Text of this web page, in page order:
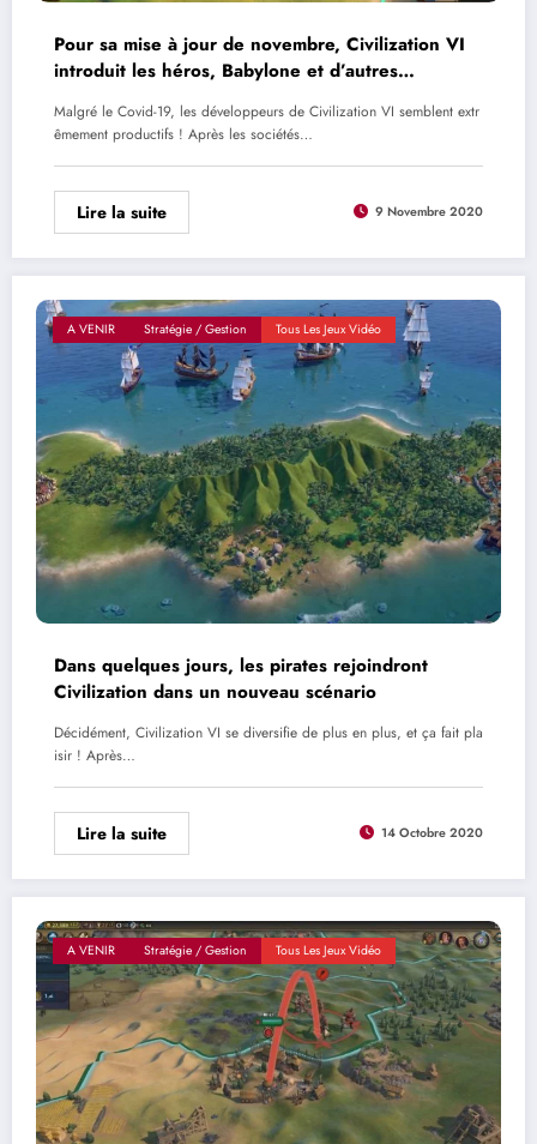
Pour sa mise à jour de novembre, Civilization VI
introduit les héros, Babylone et d’autres
Malgré le Covid-19, les développeurs de Civilization VI semblent extr
êmement productifs ! Après les sociétés…
Lire la suite 9 Novembre 2020
A VENIR Stratégie / Gestion Tous Les Jeux Vidéo
Dans quelques jours, les pirates rejoindront
Civilization dans un nouveau scénario
Décidément, Civilization VI se diversifie de plus en plus, et ça fait pla
isir ! Après…
Lire la suite 14 Octobre 2020
A VENIR Stratégie / Gestion Tous Les Jeux Vidéo